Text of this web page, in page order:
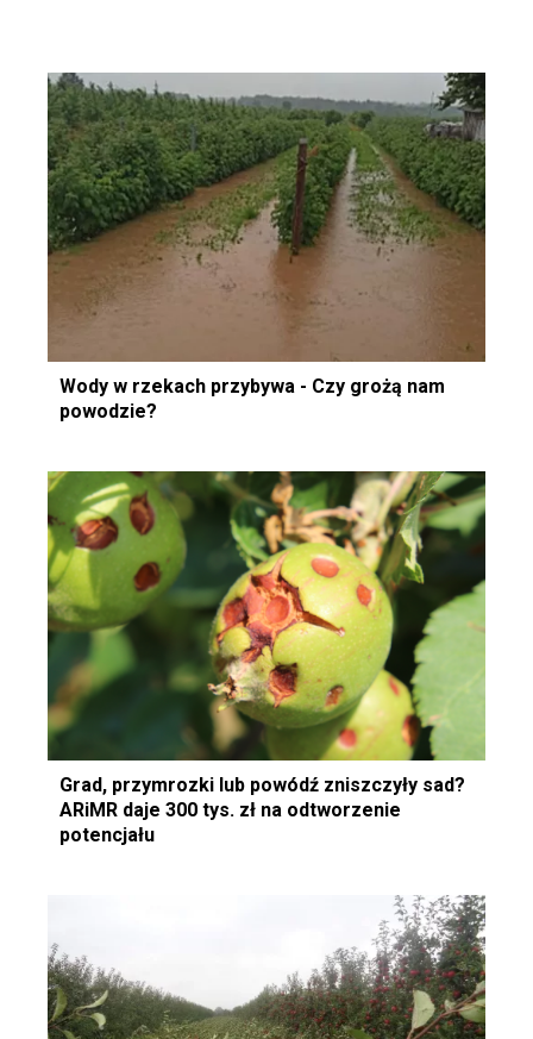
Wody w rzekach przybywa - Czy grożą nam
powodzie?
Grad, przymrozki lub powódź zniszczyły sad?
ARiMR daje 300 tys. zł na odtworzenie
potencjału